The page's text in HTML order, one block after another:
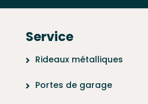
Service
Rideaux métalliques
Portes de garage